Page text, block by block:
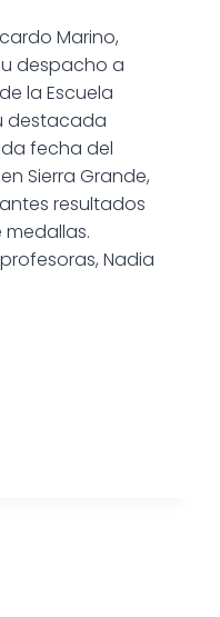
Marino,
despacho a
la Escuela
destacada
fecha del
Sierra Grande,
resultados
Nadia